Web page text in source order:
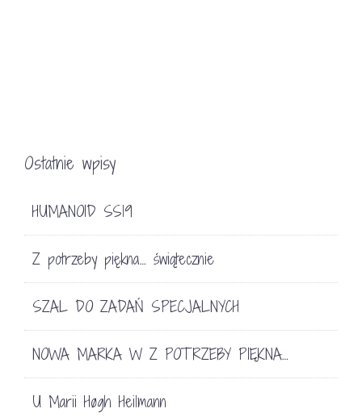
Ostatnie wpisy
HUMANOID SS19
Z potrzeby piękna… świątecznie
SZAL DO ZADAŃ SPECJALNYCH
NOWA MARKA W Z POTRZEBY PIĘKNA…
U Marii Høgh Heilmann